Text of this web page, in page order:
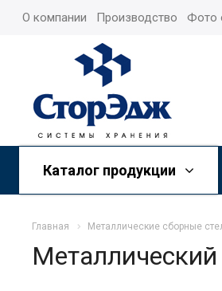
О компании Производство Фото
Каталог продукции
Главная Металлические сборные